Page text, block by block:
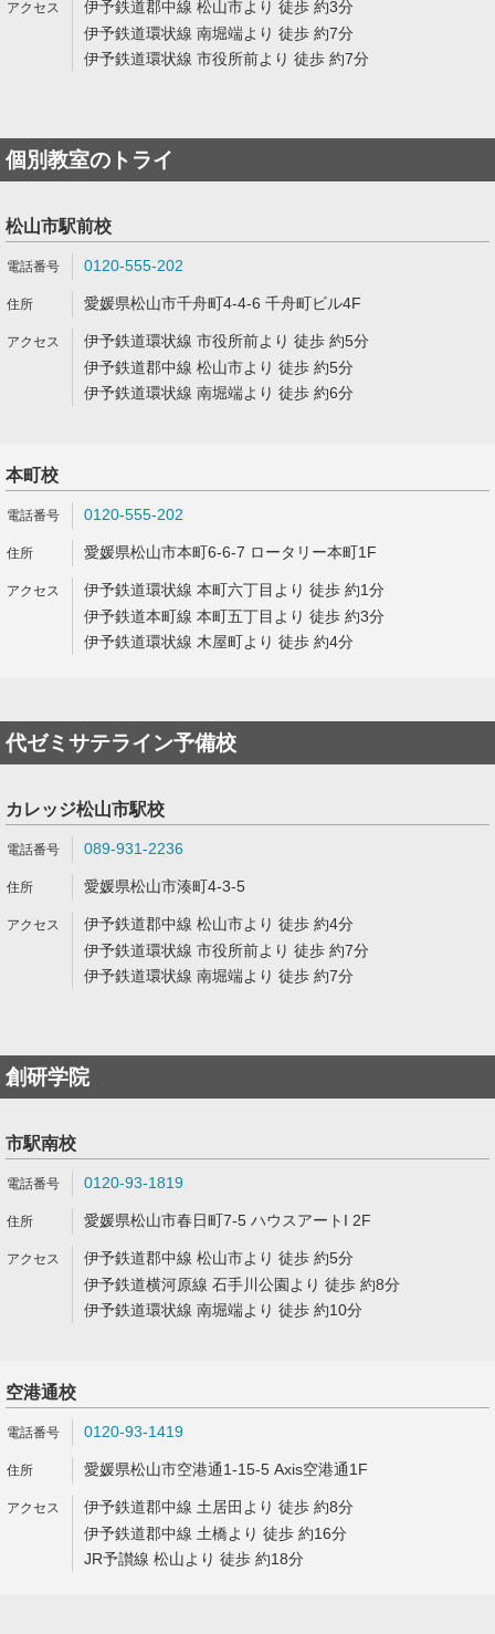
伊予鉄道郡中線 松山市より 徒歩 約3分
伊予鉄道環状線 南堀端より 徒歩 約7分
伊予鉄道環状線 市役所前より 徒歩 約7分
個別教室のトライ
松山市駅前校
0120-555-202
愛媛県松山市千舟町4-4-6 千舟町ビル4F
伊予鉄道環状線 市役所前より 徒歩 約5分
伊予鉄道郡中線 松山市より 徒歩 約5分
伊予鉄道環状線 南堀端より 徒歩 約6分
本町校
0120-555-202
愛媛県松山市本町6-6-7 ロータリー本町1F
伊予鉄道環状線 本町六丁目より 徒歩 約1分
伊予鉄道本町線 本町五丁目より 徒歩 約3分
伊予鉄道環状線 木屋町より 徒歩 約4分
代ゼミサテライン予備校
カレッジ松山市駅校
089-931-2236
愛媛県松山市湊町4-3-5
伊予鉄道郡中線 松山市より 徒歩 約4分
伊予鉄道環状線 市役所前より 徒歩 約7分
伊予鉄道環状線 南堀端より 徒歩 約7分
創研学院
市駅南校
0120-93-1819
愛媛県松山市春日町7-5 ハウスアートI 2F
伊予鉄道郡中線 松山市より 徒歩 約5分
伊予鉄道横河原線 石手川公園より 徒歩 約8分
伊予鉄道環状線 南堀端より 徒歩 約10分
空港通校
0120-93-1419
愛媛県松山市空港通1-15-5 Axis空港通1F
伊予鉄道郡中線 土居田より 徒歩 約8分
伊予鉄道郡中線 土橋より 徒歩 約16分
JR予讃線 松山より 徒歩 約18分